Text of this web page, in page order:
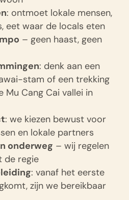
: ontmoet lokale mensen,
eet waar de locals eten
– geen haast, geen
: denk aan een
stam of een trekking
Mu Cang Cai vallei in
: we kiezen bewust voor
en lokale partners
onderweg – wij regelen
de regie
: vanaf het eerste
zijn we bereikbaar